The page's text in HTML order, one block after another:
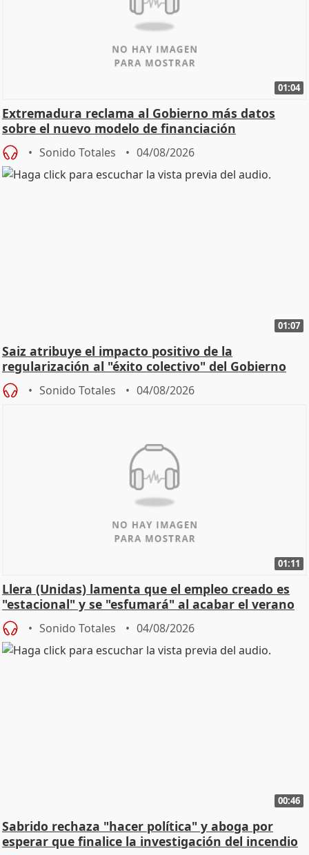
01:04
Extremadura reclama al Gobierno más datos
sobre el nuevo modelo de financiación
Sonido Totales 04/08/2026
01:07
Saiz atribuye el impacto positivo de la
regularización al "éxito colectivo" del Gobierno
Sonido Totales 04/08/2026
01:11
Llera (Unidas) lamenta que el empleo creado es
"estacional" y se "esfumará" al acabar el verano
Sonido Totales 04/08/2026
00:46
Sabrido rechaza "hacer política" y aboga por
esperar que finalice la investigación del incendio